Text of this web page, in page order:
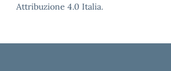
Attribuzione 4.0 Italia.